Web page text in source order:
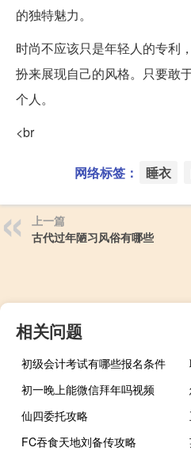
的独特魅力。
时尚不应该只是年轻人的专利
扮来展现自己的风格。只要敢
个人。
<br
网络标签： 睡衣
上一篇
古代过年陋习风俗有哪些
相关问题
初级会计考试有哪些报名条件
初一晚上能微信拜年吗视频
仙四委托攻略
FC吞食天地刘备传攻略